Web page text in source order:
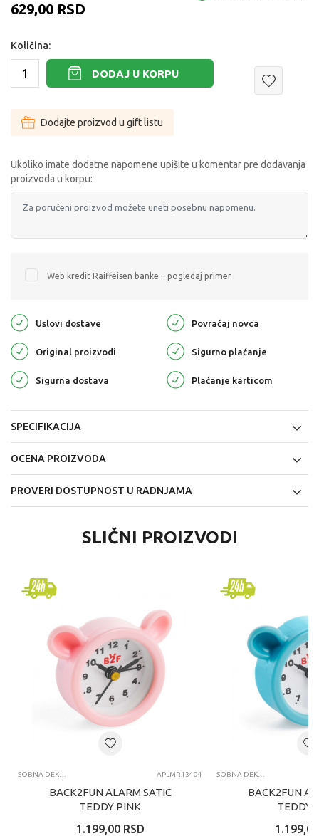
629,00 RSD
Količina:
DODAJ U KORPU
Dodajte proizvod u gift listu
Ukoliko imate dodatne napomene upišite u komentar pre dodavanja
proizvoda u korpu:
Web kredit Raiffeisen banke – pogledaj primer
Uslovi dostave Povraćaj novca
Original proizvodi Sigurno plaćanje
Sigurna dostava Plaćanje karticom
SPECIFIKACIJA
OCENA PROIZVODA
PROVERI DOSTUPNOST U RADNJAMA
SLIČNI PROIZVODI
APLMR13404
BACK2FUN ALARM SATIC
TEDDY PINK
1.199,00 RSD
BACK2FUN
TEDDY
1.199,00